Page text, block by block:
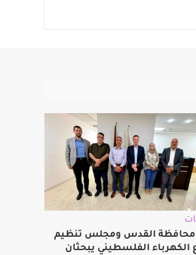
محافظة القدس ومجلس تنظيم
الكهرباء الفلسطيني يبحثان